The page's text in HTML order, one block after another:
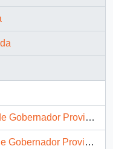
Talca, para S.E El Presidente de la República]
para S.E El Presidente de la República, 12 junio 1990 ]